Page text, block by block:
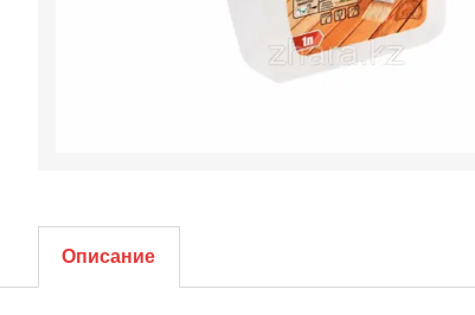
Описание